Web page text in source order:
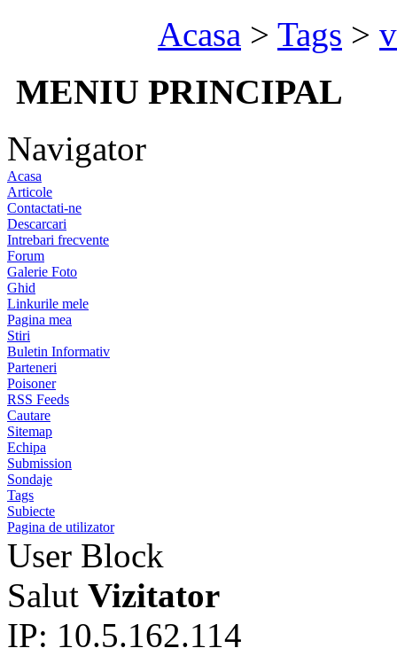
Acasa > Tags >
MENIU PRINCIPAL
Navigator
Acasa
Articole
Contactati-ne
Descarcari
Intrebari frecvente
Forum
Galerie Foto
Ghid
Linkurile mele
Pagina mea
Stiri
Buletin Informativ
Parteneri
Poisoner
RSS Feeds
Cautare
Sitemap
Echipa
Submission
Sondaje
Tags
Subiecte
Pagina de utilizator
User Block
Salut Vizitator
IP: 10.5.162.114